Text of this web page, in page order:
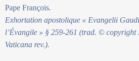
Pape François.
Exhortation apostolique « Evangelii
l’Évangile » § 259-261 (trad. ©
Vaticana rev.).